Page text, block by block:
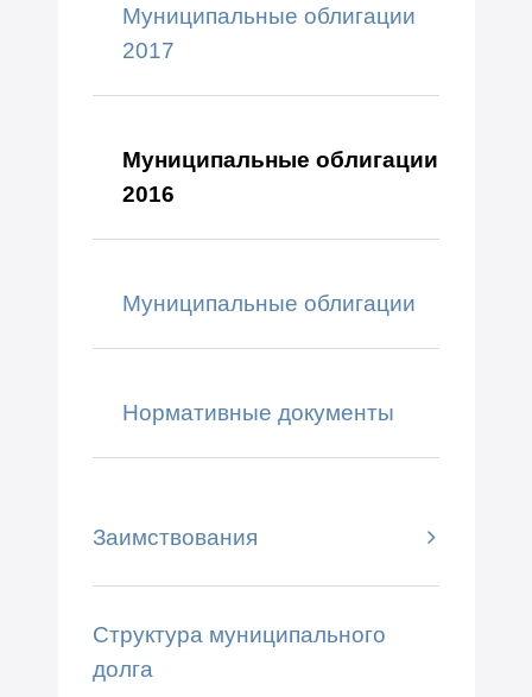
Муниципальные облигации
2017
Муниципальные облигации
2016
Муниципальные облигации
Нормативные документы
Заимствования
Структура муниципального
долга